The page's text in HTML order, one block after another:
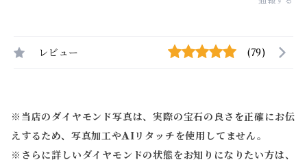
レビュー (79)
※当店のダイヤモンド写真は、実際の宝石の良さを正確にお伝
えするため、写真加工やAIリタッチを使用してません。
※ さらに詳しいダイヤモンドの状態をお知りになりたい方は、